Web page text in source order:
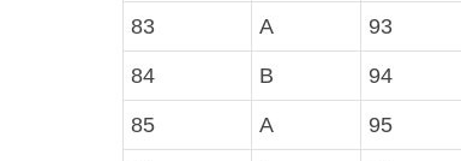
83 A 93
84 B 94
85 A 95